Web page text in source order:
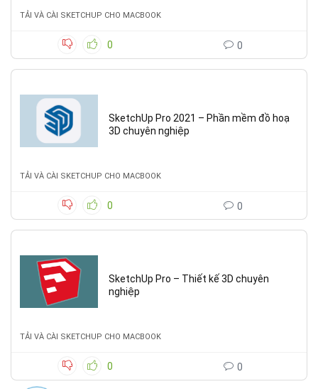
TẢI VÀ CÀI SKETCHUP CHO MACBOOK
0 0
SketchUp Pro 2021 – Phần mềm đồ hoạ
3D chuyên nghiệp
TẢI VÀ CÀI SKETCHUP CHO MACBOOK
0 0
SketchUp Pro – Thiết kế 3D chuyên
nghiệp
TẢI VÀ CÀI SKETCHUP CHO MACBOOK
0 0